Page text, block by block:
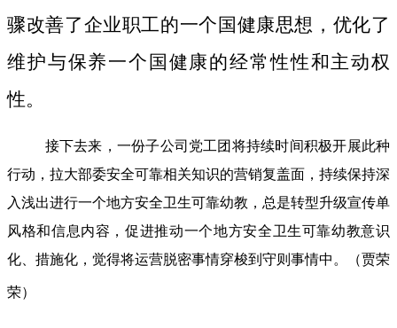
骤改善了企业职工的一个国健康思想，优化了
维护与保养一个国健康的经常性性和主动权
性。
接下去来，一份子公司党工团将持续时间积极开展此种
行动，拉大部委安全可靠相关知识的营销复盖面，持续保持深
入浅出进行一个地方安全卫生可靠幼教，总是转型升级宣传单
风格和信息内容，促进推动一个地方安全卫生可靠幼教意识
化、措施化，觉得将运营脱密事情穿梭到守则事情中。（贾荣
荣）